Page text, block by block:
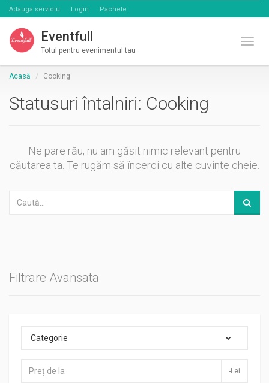
Adauga serviciu Login Pachete
Eventfull
Totul pentru evenimentul tau
Acasă Cooking
Statusuri întalniri: Cooking
Ne pare rău, nu am găsit nimic relevant pentru
căutarea ta. Te rugăm să încerci cu alte cuvinte cheie.
Filtrare Avansata
Categorie
-Lei